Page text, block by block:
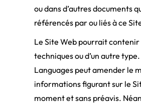
ou dans d’autres documents
référencés par ou liés à ce
Le Site Web pourrait
techniques ou d’un autre
Languages peut amender le
informations figurant sur le
moment et sans préavis.